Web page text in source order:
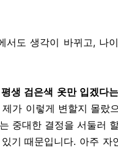
서도 생각이 바뀌고, 나
생 검은색 옷만 입겠다
제가 이렇게 변할지 몰랐
중대한 결정을 서둘러
기 때문입니다. 아주 자